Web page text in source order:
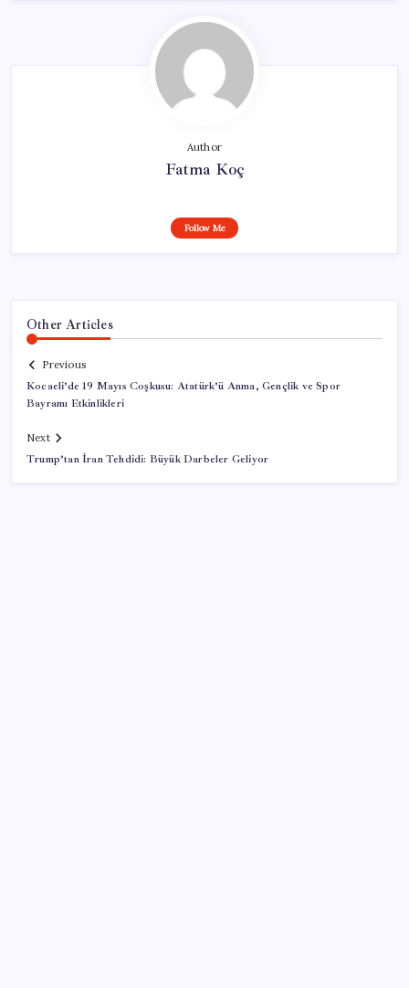
Author
Fatma Koç
Follow Me
Other Articles
Previous
Kocaeli’de 19 Mayıs Coşkusu: Atatürk’ü Anma, Gençlik ve Spor
Bayramı Etkinlikleri
Next
Trump’tan İran Tehdidi: Büyük Darbeler Geliyor